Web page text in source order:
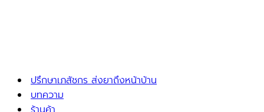
ปรึกษาเภสัชกร ส่งยาถึงหน้าบ้าน
บทความ